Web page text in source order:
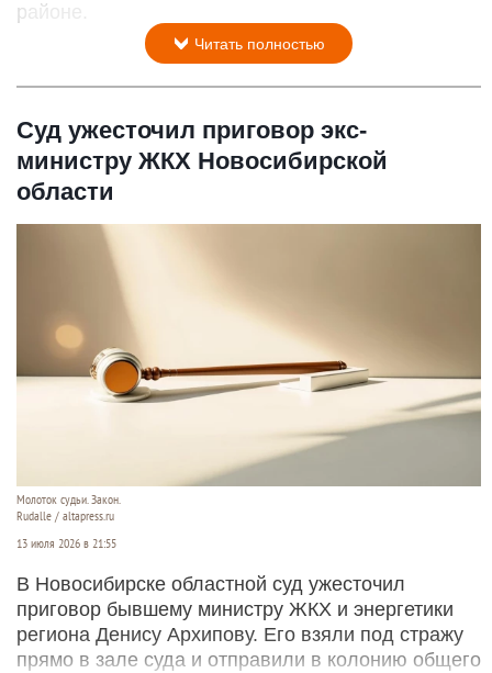
районе.
Читать полностью
Суд ужесточил приговор экс-
министру ЖКХ Новосибирской
области
Молоток судьи. Закон.
Rudalle / altapress.ru
13 июля 2026 в 21:55
В Новосибирске областной суд ужесточил
приговор бывшему министру ЖКХ и энергетики
региона Денису Архипову. Его взяли под стражу
прямо в зале суда и отправили в колонию общего